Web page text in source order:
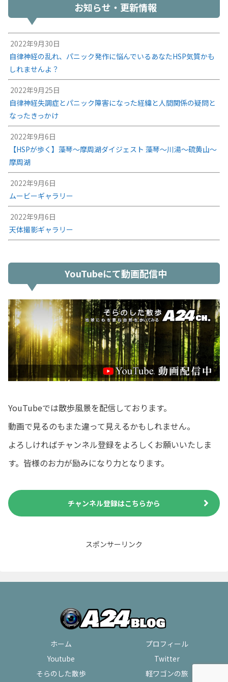
お知らせ・更新情報
2022年9月30日
自律神経の乱れ、パニック発作に悩んでいるあなたHSP気質かも
しれませんよ？
2022年9月25日
自律神経失調症とパニック障害になった経緯と人間関係の疑問と
なったきっかけ
2022年9月6日
【HSPが歩く】藻琴～摩周湖ダイジェスト 藻琴～川湯～硫黄山～
摩周湖
2022年9月6日
ムービーギャラリー
2022年9月6日
天体撮影ギャラリー
YouTubeにて動画配信中
YouTubeでは散歩風景を配信しております。
動画で見るのもまた違って見えるかもしれません。
よろしければチャンネル登録をよろしくお願いいたしま
す。皆様のお力が励みになり力となります。
チャンネル登録はこちらから
スポンサーリンク
ホーム
プロフィール
Youtube
Twitter
そらのした散歩
軽ワゴンの旅